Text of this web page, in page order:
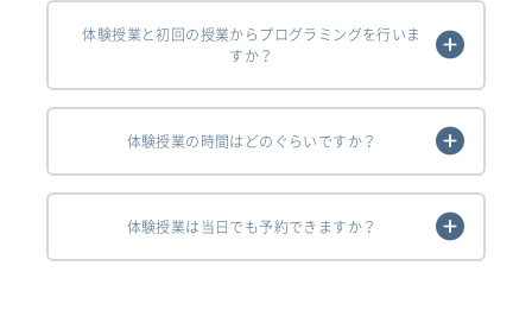
体験授業と初回の授業からプログラミングを行いま
すか？
体験授業の時間はどのぐらいですか？
体験授業は当日でも予約できますか？